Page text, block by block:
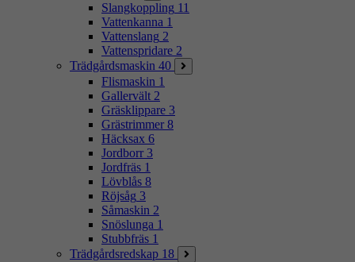
Slangkoppling 11
Vattenkanna 1
Vattenslang 2
Vattenspridare 2
Trädgårdsmaskin 40
Flismaskin 1
Gallervält 2
Gräsklippare 3
Grästrimmer 8
Häcksax 6
Jordborr 3
Jordfräs 1
Lövblås 8
Röjsåg 3
Såmaskin 2
Snöslunga 1
Stubbfräs 1
Trädgårdsredskap 18